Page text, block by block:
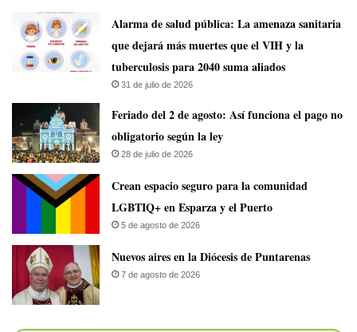
​Alarma de salud pública: La amenaza sanitaria
que dejará más muertes que el VIH y la
tuberculosis para 2040 suma aliados
31 de julio de 2026
Feriado del 2 de agosto: Así funciona el pago no
obligatorio según la ley
28 de julio de 2026
Crean espacio seguro para la comunidad
LGBTIQ+ en Esparza y el Puerto
5 de agosto de 2026
​Nuevos aires en la Diócesis de Puntarenas
7 de agosto de 2026